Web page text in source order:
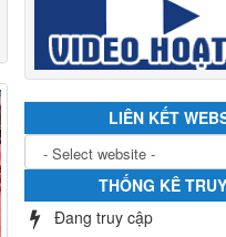
LIÊN KẾT
THỐNG KÊ
Đang truy cập